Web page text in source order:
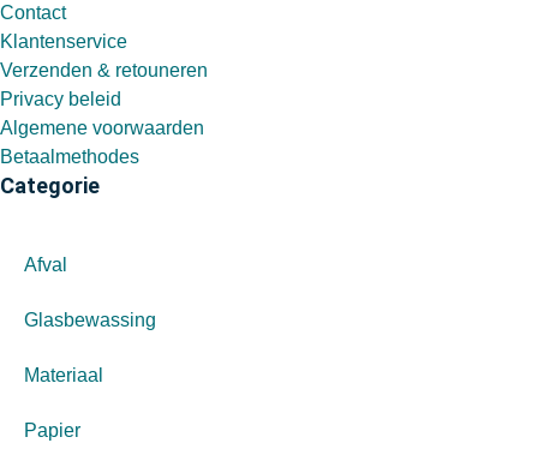
Contact
Klantenservice
Verzenden & retouneren
Privacy beleid
Algemene voorwaarden
Betaalmethodes
Categorie
Afval
Glasbewassing
Materiaal
Papier